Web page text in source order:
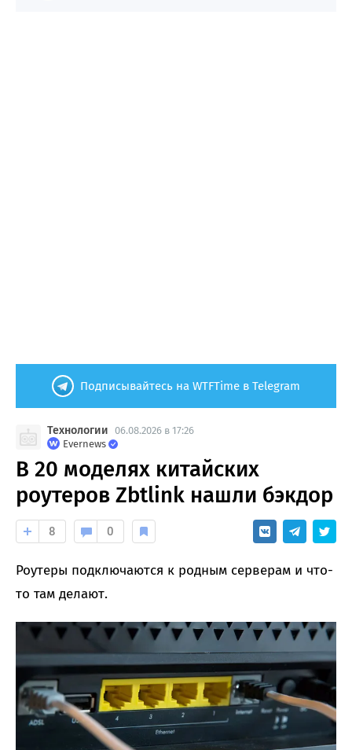
Подписывайтесь на WTFTime в Telegram
Технологии 06.08.2026 в 17:26
Evernews
В 20 моделях китайских
роутеров Zbtlink нашли бэкдор
8 0
Роутеры подключаются к родным серверам и что-
то там делают.